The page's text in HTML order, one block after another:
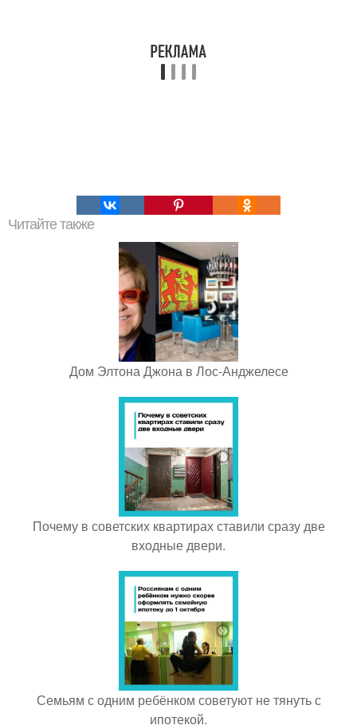
Читайте также
Дом Элтона Джона в Лос-Анджелесе
Почему в советских квартирах ставили сразу две
входные двери.
Семьям с одним ребёнком советуют не тянуть с
ипотекой.